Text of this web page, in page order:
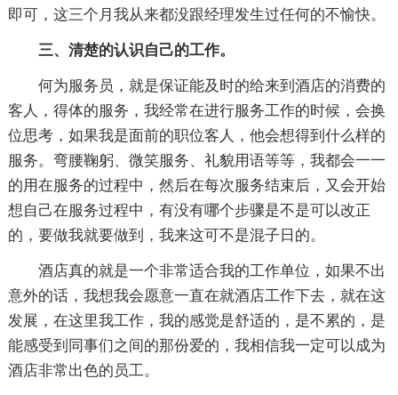
即可，这三个月我从来都没跟经理发生过任何的不愉快。
三、清楚的认识自己的工作。
何为服务员，就是保证能及时的给来到酒店的消费的
客人，得体的服务，我经常在进行服务工作的时候，会换
位思考，如果我是面前的职位客人，他会想得到什么样的
服务。弯腰鞠躬、微笑服务、礼貌用语等等，我都会一一
的用在服务的过程中，然后在每次服务结束后，又会开始
想自己在服务过程中，有没有哪个步骤是不是可以改正
的，要做我就要做到，我来这可不是混子日的。
酒店真的就是一个非常适合我的工作单位，如果不出
意外的话，我想我会愿意一直在就酒店工作下去，就在这
发展，在这里我工作，我的感觉是舒适的，是不累的，是
能感受到同事们之间的那份爱的，我相信我一定可以成为
酒店非常出色的员工。